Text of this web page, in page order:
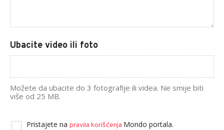
Ubacite video ili foto
Možete da ubacite do 3 fotografije ili videa. Ne smije biti
više od 25 MB.
Pristajete na pravila korišćenja Mondo portala.